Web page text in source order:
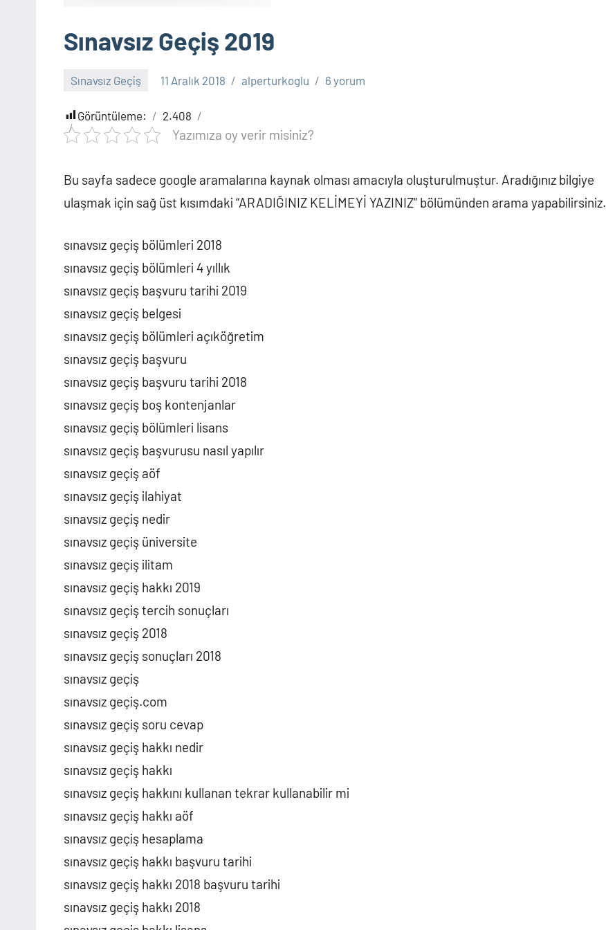
Sınavsız Geçiş 2019
Sınavsız Geçiş 11 Aralık 2018 alperturkoglu 6 yorum
Görüntüleme: 2.408
Yazımıza oy verir misiniz?
Bu sayfa sadece google aramalarına kaynak olması amacıyla oluşturulmuştur. Aradığınız bilgiye
ulaşmak için sağ üst kısımdaki “ARADIĞINIZ KELİMEYİ YAZINIZ” bölümünden arama yapabilirsiniz.
sınavsız geçiş bölümleri 2018
sınavsız geçiş bölümleri 4 yıllık
sınavsız geçiş başvuru tarihi 2019
sınavsız geçiş belgesi
sınavsız geçiş bölümleri açıköğretim
sınavsız geçiş başvuru
sınavsız geçiş başvuru tarihi 2018
sınavsız geçiş boş kontenjanlar
sınavsız geçiş bölümleri lisans
sınavsız geçiş başvurusu nasıl yapılır
sınavsız geçiş aöf
sınavsız geçiş ilahiyat
sınavsız geçiş nedir
sınavsız geçiş üniversite
sınavsız geçiş ilitam
sınavsız geçiş hakkı 2019
sınavsız geçiş tercih sonuçları
sınavsız geçiş 2018
sınavsız geçiş sonuçları 2018
sınavsız geçiş
sınavsız geçiş.com
sınavsız geçiş soru cevap
sınavsız geçiş hakkı nedir
sınavsız geçiş hakkı
sınavsız geçiş hakkını kullanan tekrar kullanabilir mi
sınavsız geçiş hakkı aöf
sınavsız geçiş hesaplama
sınavsız geçiş hakkı başvuru tarihi
sınavsız geçiş hakkı 2018 başvuru tarihi
sınavsız geçiş hakkı 2018